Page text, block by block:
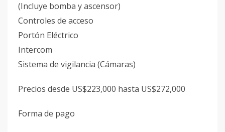
(Incluye bomba y ascensor)
Controles de acceso
Portón Eléctrico
Intercom
Sistema de vigilancia (Cámaras)
Precios desde US$223,000 hasta US$272,000
Forma de pago